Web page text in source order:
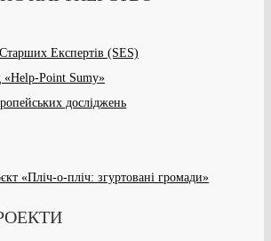
Експертів (SES)
«Help-Point Sumy»
досліджень
«Пліч-о-пліч: згуртовані громади»